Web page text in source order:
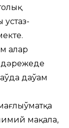
алар
дәрежеде
даўам
мақала,